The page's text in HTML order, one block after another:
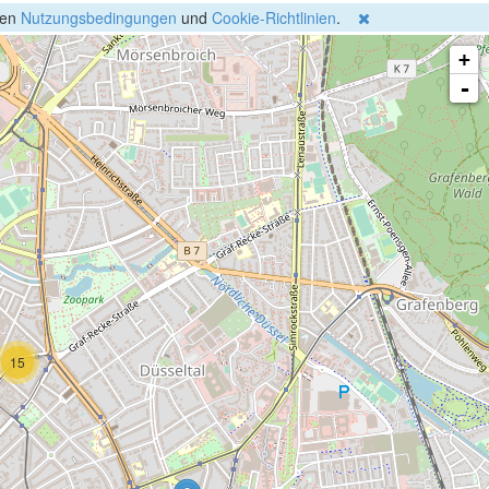
Nutzungsbedingungen und Cookie-Richtlinien.
15
+
-